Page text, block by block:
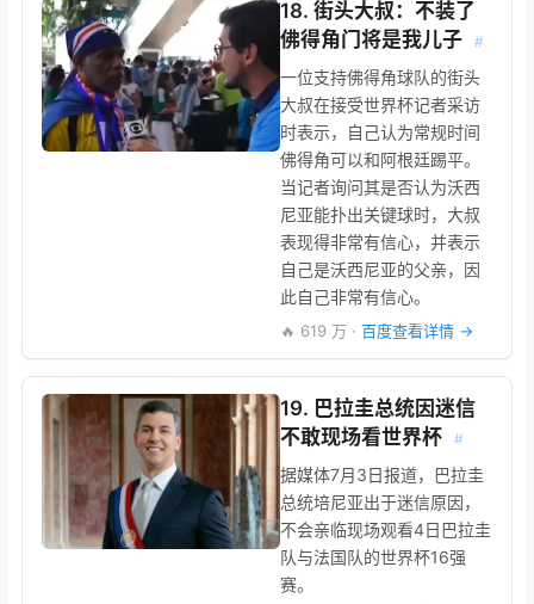
18. 街头大叔：不装了
佛得角门将是我儿子
#
一位支持佛得角球队的街头
大叔在接受世界杯记者采访
时表示，自己认为常规时间
佛得角可以和阿根廷踢平。
当记者询问其是否认为沃西
尼亚能扑出关键球时，大叔
表现得非常有信心，并表示
自己是沃西尼亚的父亲，因
此自己非常有信心。
🔥 619 万 · 百度查看详情 →
19. 巴拉圭总统因迷信
不敢现场看世界杯
#
据媒体7月3日报道，巴拉圭
总统培尼亚出于迷信原因，
不会亲临现场观看4日巴拉圭
队与法国队的世界杯16强
赛。